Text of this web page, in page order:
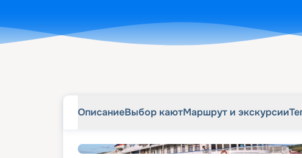
ОписаниеВыбор каютМаршрут и экскурсии